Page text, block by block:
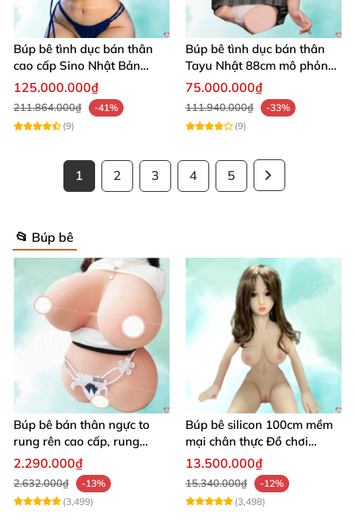
Búp bê tình dục bán thân
cao cấp Sino Nhật Bản
93cm siêu thực
125.000.000₫
211.864.000₫
-41%
(9)
Búp bê tình dục bán thân
Tayu Nhật 88cm mô phỏng
sống động thật
75.000.000₫
111.940.000₫
-33%
(9)
1 2 3 4 5
📂 Búp bê
Búp bê bán thân ngực to
rung rên cao cấp, rung
mạnh kích thích
2.290.000₫
2.632.000₫
-13%
(3,499)
Búp bê silicon 100cm mềm
mại chân thực Đồ chơi
người lớn cao cấp
13.500.000₫
15.340.000₫
-12%
(3,498)